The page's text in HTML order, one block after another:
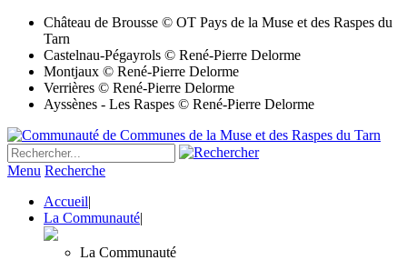
Château de Brousse © OT Pays de la Muse et des Raspes du
Tarn
Castelnau-Pégayrols © René-Pierre Delorme
Montjaux © René-Pierre Delorme
Verrières © René-Pierre Delorme
Ayssènes - Les Raspes © René-Pierre Delorme
Menu Recherche
Accueil|
La Communauté|
La Communauté